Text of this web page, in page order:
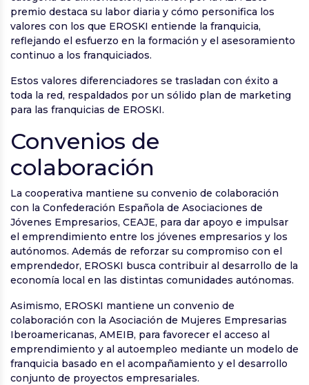
premio destaca su labor diaria y cómo personifica los
valores con los que EROSKI entiende la franquicia,
reflejando el esfuerzo en la formación y el asesoramiento
continuo a los franquiciados.
Estos valores diferenciadores se trasladan con éxito a
toda la red, respaldados por un sólido plan de marketing
para las franquicias de EROSKI.
Convenios de
colaboración
La cooperativa mantiene su convenio de colaboración
con la Confederación Española de Asociaciones de
Jóvenes Empresarios, CEAJE, para dar apoyo e impulsar
el emprendimiento entre los jóvenes empresarios y los
autónomos. Además de reforzar su compromiso con el
emprendedor, EROSKI busca contribuir al desarrollo de la
economía local en las distintas comunidades autónomas.
Asimismo, EROSKI mantiene un convenio de
colaboración con la Asociación de Mujeres Empresarias
Iberoamericanas, AMEIB, para favorecer el acceso al
emprendimiento y al autoempleo mediante un modelo de
franquicia basado en el acompañamiento y el desarrollo
conjunto de proyectos empresariales.